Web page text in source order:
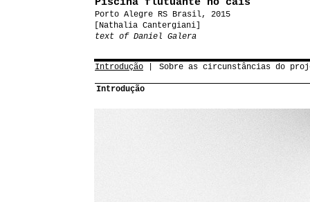
Piscina flutuante no cais
Porto Alegre RS Brasil, 2015
[Nathalia Cantergiani]
text of Daniel Galera
Introdução Sobre as circunstâncias do
Introdução